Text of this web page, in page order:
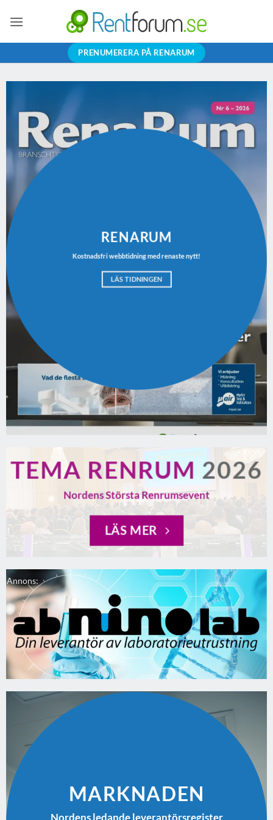
PRENUMERERA PÅ RENARUM
RENARUM
Kostnadsfri webbtidning med renaste nytt!
LÄS TIDNINGEN
TEMA RENRUM 2026
Nordens Största Renrumsevent
LÄS MER
Annons:
MARKNADEN
Nordens ledande leverantörsregister